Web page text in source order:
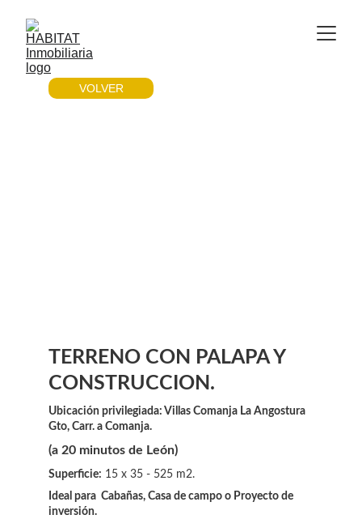
TERRENO CON PALAPA Y
CONSTRUCCION.
Ubicación privilegiada: Villas Comanja La Angostura
Gto, Carr. a Comanja.
(a 20 minutos de León)
Superficie: 15 x 35 - 525 m2.
Ideal para  Cabañas, Casa de campo o Proyecto de
inversión.
VOLVER